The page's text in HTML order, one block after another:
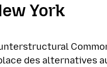
York
des alternatives